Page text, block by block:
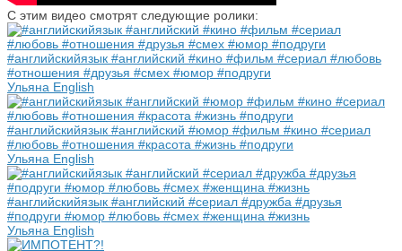
С этим видео смотрят следующие ролики:
#английскийязык #английский #кино #фильм #сериал #любовь
#отношения #друзья #смех #юмор #подруги
Ульяна English
#английскийязык #английский #юмор #фильм #кино #сериал
#любовь #отношения #красота #жизнь #подруги
Ульяна English
#английскийязык #английский #сериал #дружба #друзья
#подруги #юмор #любовь #смех #женщина #жизнь
Ульяна English